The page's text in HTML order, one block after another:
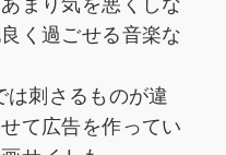
く過ごせる音楽な
刺さるものが違
て広告を作ってい